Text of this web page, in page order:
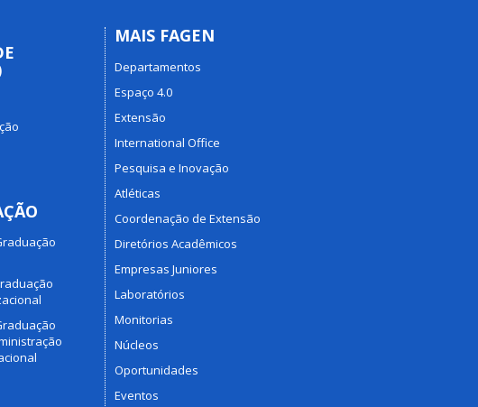
MAIS FAGEN
Departamentos
Espaço 4.0
Extensão
International Office
Pesquisa e Inovação
Atléticas
Coordenação de Extensão
Diretórios Acadêmicos
Empresas Juniores
Laboratórios
Monitorias
Núcleos
Oportunidades
Eventos